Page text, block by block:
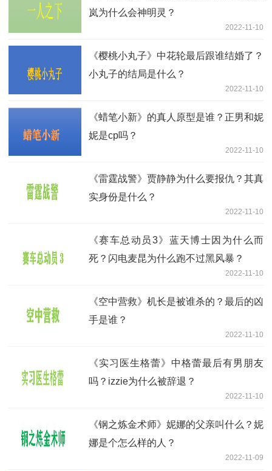
岚为什么会神明灵？
2022-11-10
《樱桃小丸子》中花轮最后跟谁结婚了？
小丸子的结局是什么？
2022-11-10
《蜡笔小新》的真人原型是谁？正男和妮
妮是cp吗？
2022-11-10
《雷霆战警》贾静静为什么要报仇？其真
实身份是什么？
2022-11-10
《赛车总动员3》蓝天博士因为什么而
死？闪电麦昆为什么跑不过黑风暴？
2022-11-10
《空中营救》机长是被谁杀的？最后的凶
手是谁？
2022-11-10
《实习医生格蕾》中格蕾最后有男朋友
吗？izzie为什么被辞退？
2022-11-10
《钢之炼金术师》妮娜的父亲叫什么？妮
娜是个怎么样的人？
2022-11-09